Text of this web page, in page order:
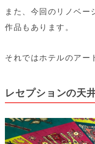
また、今回のリノベー
作品もあります。
それではホテルのアー
レセプションの天